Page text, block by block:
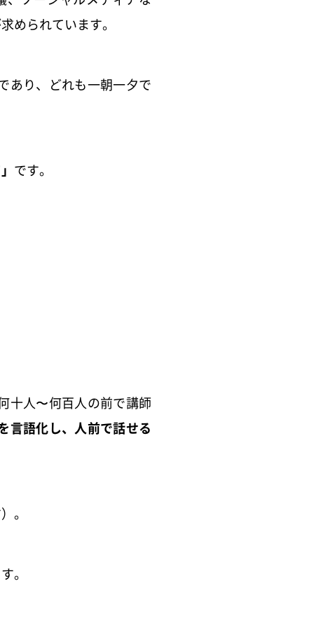
められています。
あり、どれも一朝一夕で
です。
十人〜何百人の前で講師
言語化し、人前で話せる
。
。